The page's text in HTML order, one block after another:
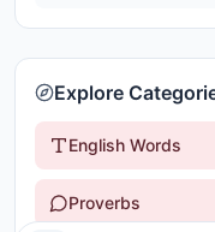
Explore
English Words
Proverbs